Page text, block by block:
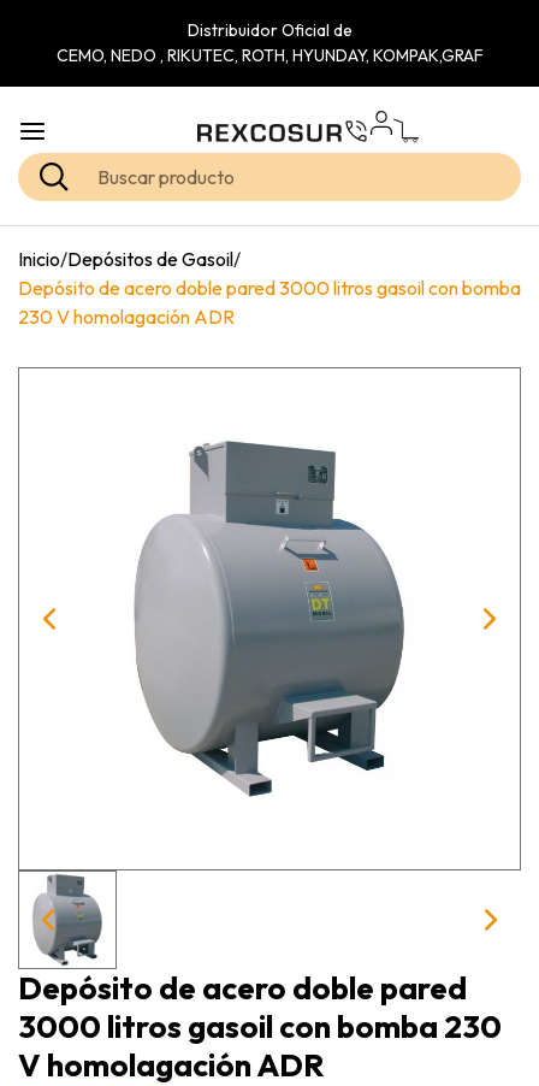
Distribuidor Oficial de
CEMO, NEDO , RIKUTEC, ROTH, HYUNDAY, KOMPAK,GRAF
Inicio/Depósitos de Gasoil/
Depósito de acero doble pared 3000 litros gasoil con bomba
230 V homolagación ADR
Depósito de acero doble pared
3000 litros gasoil con bomba 230
V homolagación ADR